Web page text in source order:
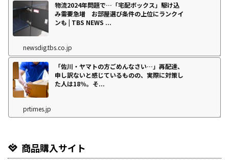
物流2024年問題で…「宅配ボックス」駆け込
み需要急増 お部屋選び条件の上位にランクイ
ンも | TBS NEWS ...
newsdig.tbs.co.jp
「佐川・ヤマトの方ごめんなさい…」再配達、
申し訳ないと感じているものの、実際に対策し
た人は18％。そ...
prtimes.jp
商品購入サイト